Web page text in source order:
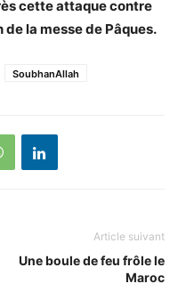
cette attaque contre
la messe de Pâques.
SoubhanAllah
Article suivant
Une boule de feu frôle le
Maroc